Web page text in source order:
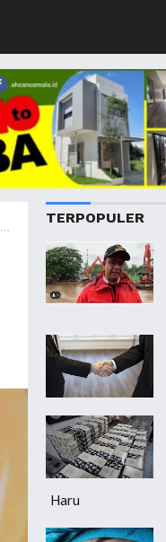
TERPOPULER
Haru